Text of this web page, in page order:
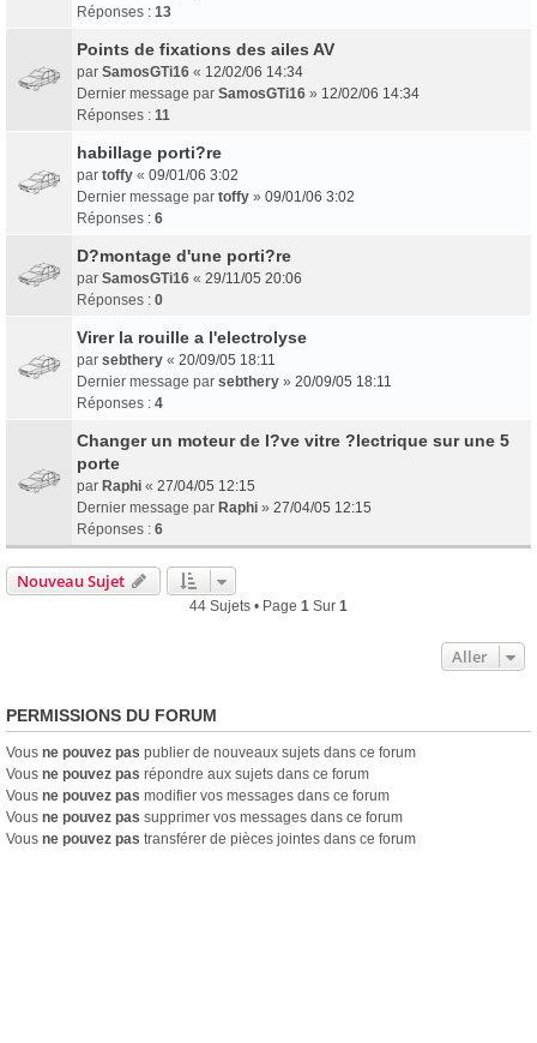
Réponses : 13
Points de fixations des ailes AV
par SamosGTi16 « 12/02/06 14:34
Dernier message par SamosGTi16 » 12/02/06 14:34
Réponses : 11
habillage porti?re
par toffy « 09/01/06 3:02
Dernier message par toffy » 09/01/06 3:02
Réponses : 6
D?montage d'une porti?re
par SamosGTi16 « 29/11/05 20:06
Réponses : 0
Virer la rouille a l'electrolyse
par sebthery « 20/09/05 18:11
Dernier message par sebthery » 20/09/05 18:11
Réponses : 4
Changer un moteur de l?ve vitre ?lectrique sur une 5
porte
par Raphi « 27/04/05 12:15
Dernier message par Raphi » 27/04/05 12:15
Réponses : 6
Nouveau Sujet
44 Sujets • Page 1 Sur 1
Aller
PERMISSIONS DU FORUM
Vous ne pouvez pas publier de nouveaux sujets dans ce forum
Vous ne pouvez pas répondre aux sujets dans ce forum
Vous ne pouvez pas modifier vos messages dans ce forum
Vous ne pouvez pas supprimer vos messages dans ce forum
Vous ne pouvez pas transférer de pièces jointes dans ce forum